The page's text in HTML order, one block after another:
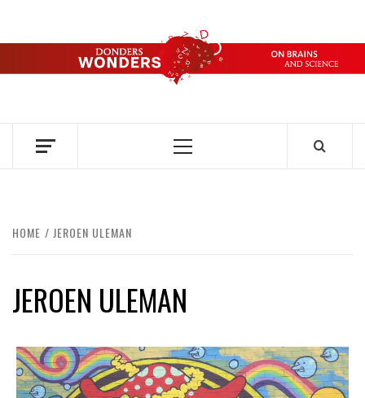
de
DONDERS
OVER HERSENEN EN WETENSCHAP // ON BRAINS AND
Primair
HOME JEROEN ULEMAN
JEROEN ULEMAN